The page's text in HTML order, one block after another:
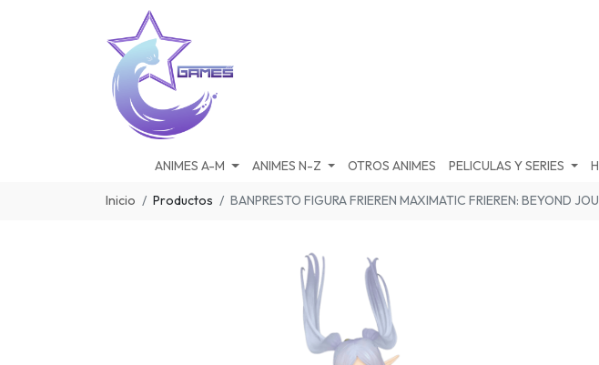
ANIMES A-M ANIMES N-Z OTROS ANIMES PELICULAS Y SERIES
Inicio Productos BANPRESTO FIGURA FRIEREN MAXIMATIC FRIEREN: BEYOND